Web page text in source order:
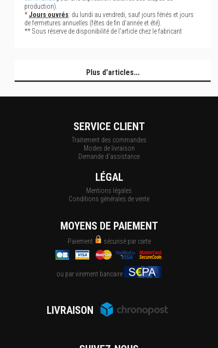
production).
*Jours ouvrés: du lundi au vendredi, sauf jours fériés et jours
de fermetures annuelles (fêtes de fin d'année et été).
** Sous réserve de disponibilité de l'article chez le fabricant
Plus d'articles...
SERVICE CLIENT
Traitement des commandes
Modes de livraison
Demande d'assistance
LÉGAL
Mentions légales
Conditions générales de vente
MOYENS DE PAIEMENT
Paiement sécurisé par carte
ou par virement bancaire
LIVRAISON